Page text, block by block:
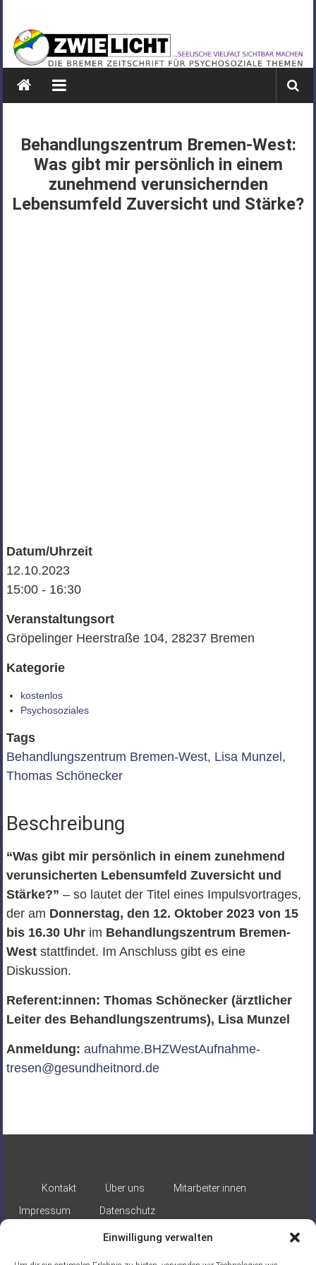
Einwilligung verwalten
springen
ZWIELICHT
BREMEN
DIE
PSYCHOSOZIALE
THEMEN
Behandlungszentrum Bremen-West:
Was gibt mir persönlich in einem
zunehmend verunsichernden
Lebensumfeld Zuversicht und Stärke?
Datum/Uhrzeit
12.10.2023
15:00 - 16:30
Veranstaltungsort
Gröpelinger Heerstraße 104, 28237 Bremen
Kategorie
kostenlos
Psychosoziales
Tags
Behandlungszentrum Bremen-West, Lisa Munzel ,
Thomas Schönecker
Beschreibung
“Was gibt mir persönlich in einem zunehmend
verunsicherten Lebensumfeld Zuversicht und
Stärke?” – so lautet der Titel eines Impulsvortrages,
der am Donnerstag, den 12. Oktober 2023 von 15
bis 16.30 Uhrim Behandlungszentrum Bremen-
Weststattfindet. Im Anschluss gibt es eine
Diskussion.
Referent:innen: Thomas Schönecker (ärztlicher
Leiter des Behandlungszentrums), Lisa Munzel
Anmeldung: aufnahme.BHZWestAufnahme-
tresen@gesundheitnord.de
Kontakt Über uns
Mitarbeiter:innen
Impressum
Datenschutz